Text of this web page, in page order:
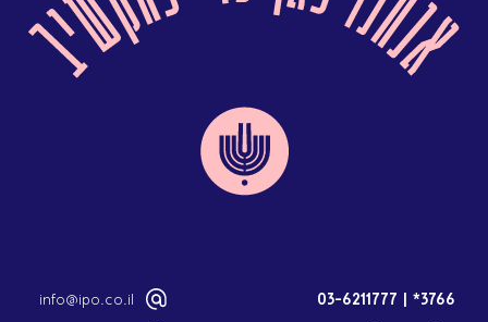
3766*
|
03-6211777
info@ipo.co.il